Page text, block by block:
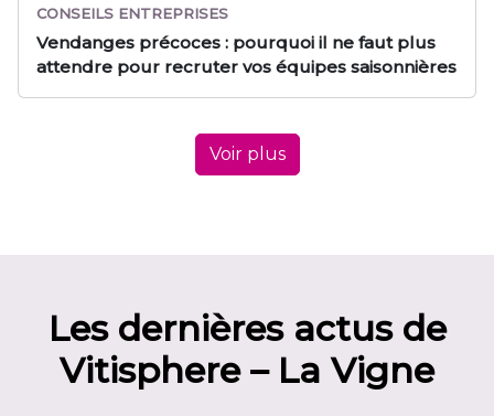
CONSEILS ENTREPRISES
Vendanges précoces : pourquoi il ne faut plus
attendre pour recruter vos équipes saisonnières
Voir plus
Les dernières actus de
Vitisphere – La Vigne